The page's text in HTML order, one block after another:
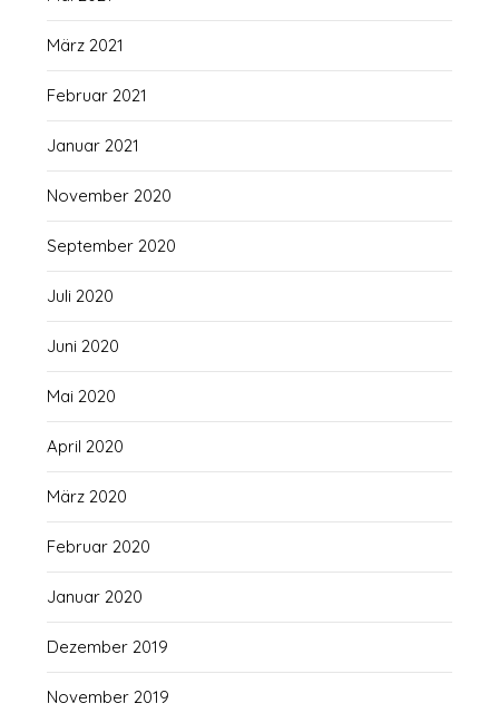
März 2021
Februar 2021
Januar 2021
November 2020
September 2020
Juli 2020
Juni 2020
Mai 2020
April 2020
März 2020
Februar 2020
Januar 2020
Dezember 2019
November 2019